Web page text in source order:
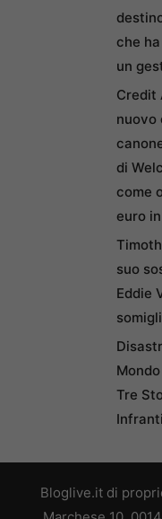
che
un
Credit
nuovo
di
come
euro
suo
Eddie
Tre
Infranti
Bloglive.it di